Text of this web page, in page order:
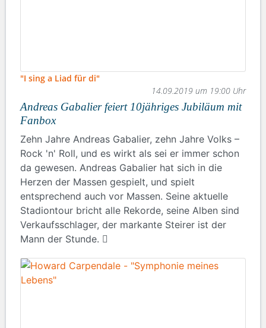
"I sing a Liad für di"
14.09.2019 um 19:00 Uhr
Andreas Gabalier feiert 10jähriges Jubiläum mit
Fanbox
Zehn Jahre Andreas Gabalier, zehn Jahre Volks –
Rock 'n' Roll, und es wirkt als sei er immer schon
da gewesen. Andreas Gabalier hat sich in die
Herzen der Massen gespielt, und spielt
entsprechend auch vor Massen. Seine aktuelle
Stadiontour bricht alle Rekorde, seine Alben sind
Verkaufsschlager, der markante Steirer ist der
Mann der Stunde.